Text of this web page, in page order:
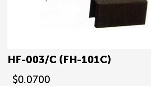
HF-003/C (FH-101C)
$0.0700